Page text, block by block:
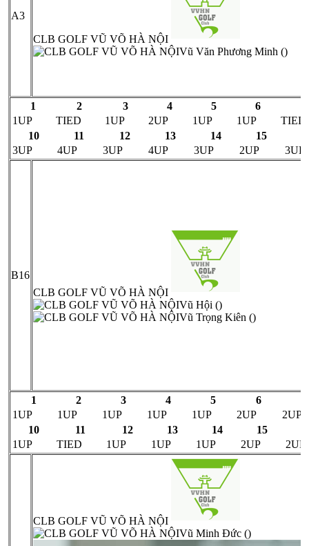
A3
CLB GOLF VŨ VÕ HÀ NỘI
Vũ Văn Phương Minh ()
1 2 3 4 5 6
1UP
TIED 1UP 2UP 1UP 1UP
TIED
10
11 12 13 14 15
3UP
4UP 3UP 4UP 3UP 2UP 3UP
B16
CLB GOLF VŨ VÕ HÀ NỘI
Vũ Hội ()
Vũ Trọng Kiên ()
1 2 3 4 5 6
1UP
1UP 1UP 1UP 1UP 2UP
2UP
10
11 12 13 14 15
1UP
TIED 1UP 1UP 1UP 2UP 2UP
CLB GOLF VŨ VÕ HÀ NỘI
Vũ Minh Đức ()